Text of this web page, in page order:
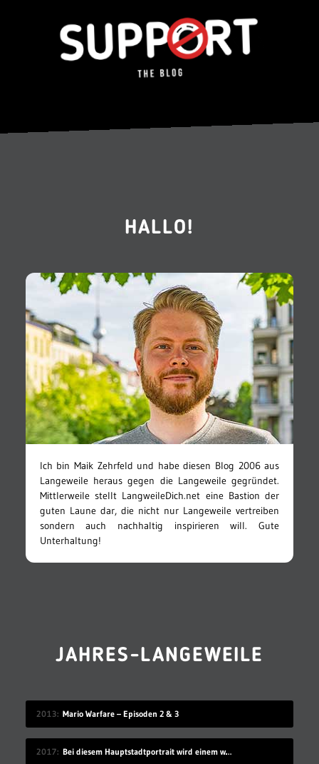
HALLO!
Ich bin Maik Zehrfeld und habe diesen Blog 2006 aus
Langeweile heraus gegen die Langeweile gegründet.
Mittlerweile stellt LangweileDich.net eine Bastion der
guten Laune dar, die nicht nur Langeweile vertreiben
sondern auch nachhaltig inspirieren will. Gute
Unterhaltung!
JAHRES-LANGEWEILE
2013 Mario Warfare – Episoden 2 & 3
2017 Bei diesem Hauptstadtportrait wird einem warm ums Herz